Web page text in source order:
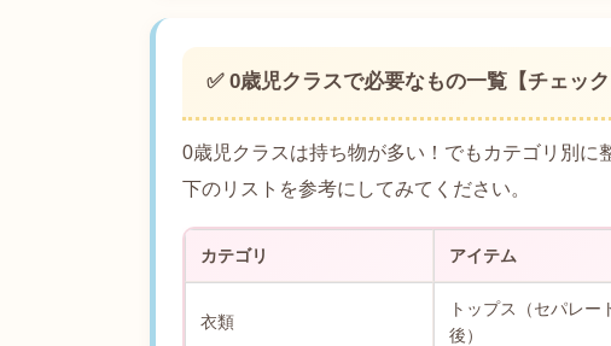
✅ 0歳児クラスで必要なもの一覧【チェック
0歳児クラスは持ち物が多い！でもカテゴリ別に
下のリストを参考にしてみてください。
カテゴリ アイテム
衣類
トップス（セパレー
後）